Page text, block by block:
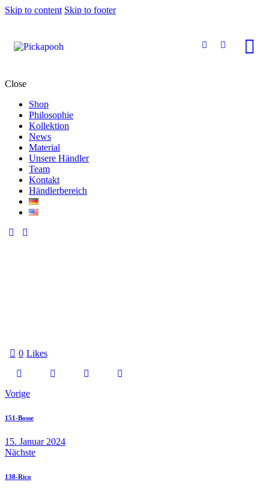
Skip to content Skip to footer
Close
Shop
Philosophie
Kollektion
News
Material
Unsere Händler
Team
Kontakt
Händlerbereich
0 Likes
Vorige
151-Bosse
15. Januar 2024
Nächste
138-Rico